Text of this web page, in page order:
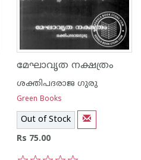
മേഘാവൃത നക്ഷത്രം
ശക്തിപദരാജ ഗുരു
Green Books
Out of Stock
Rs 75.00